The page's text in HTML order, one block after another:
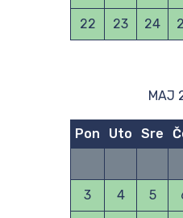
22 23 24
MAJ
Pon Uto Sre
3 4 5